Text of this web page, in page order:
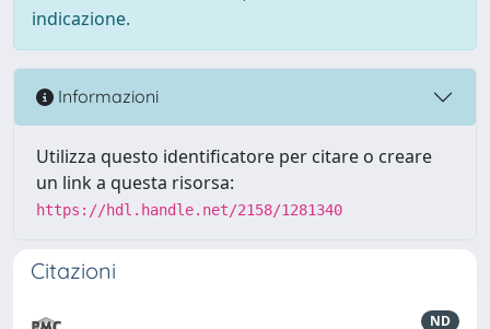
indicazione.
Informazioni
Utilizza questo identificatore per citare o creare
un link a questa risorsa:
https://hdl.handle.net/2158/1281340
Citazioni
ND